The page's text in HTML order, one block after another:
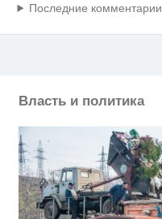
Последние комментарии
Власть и политика